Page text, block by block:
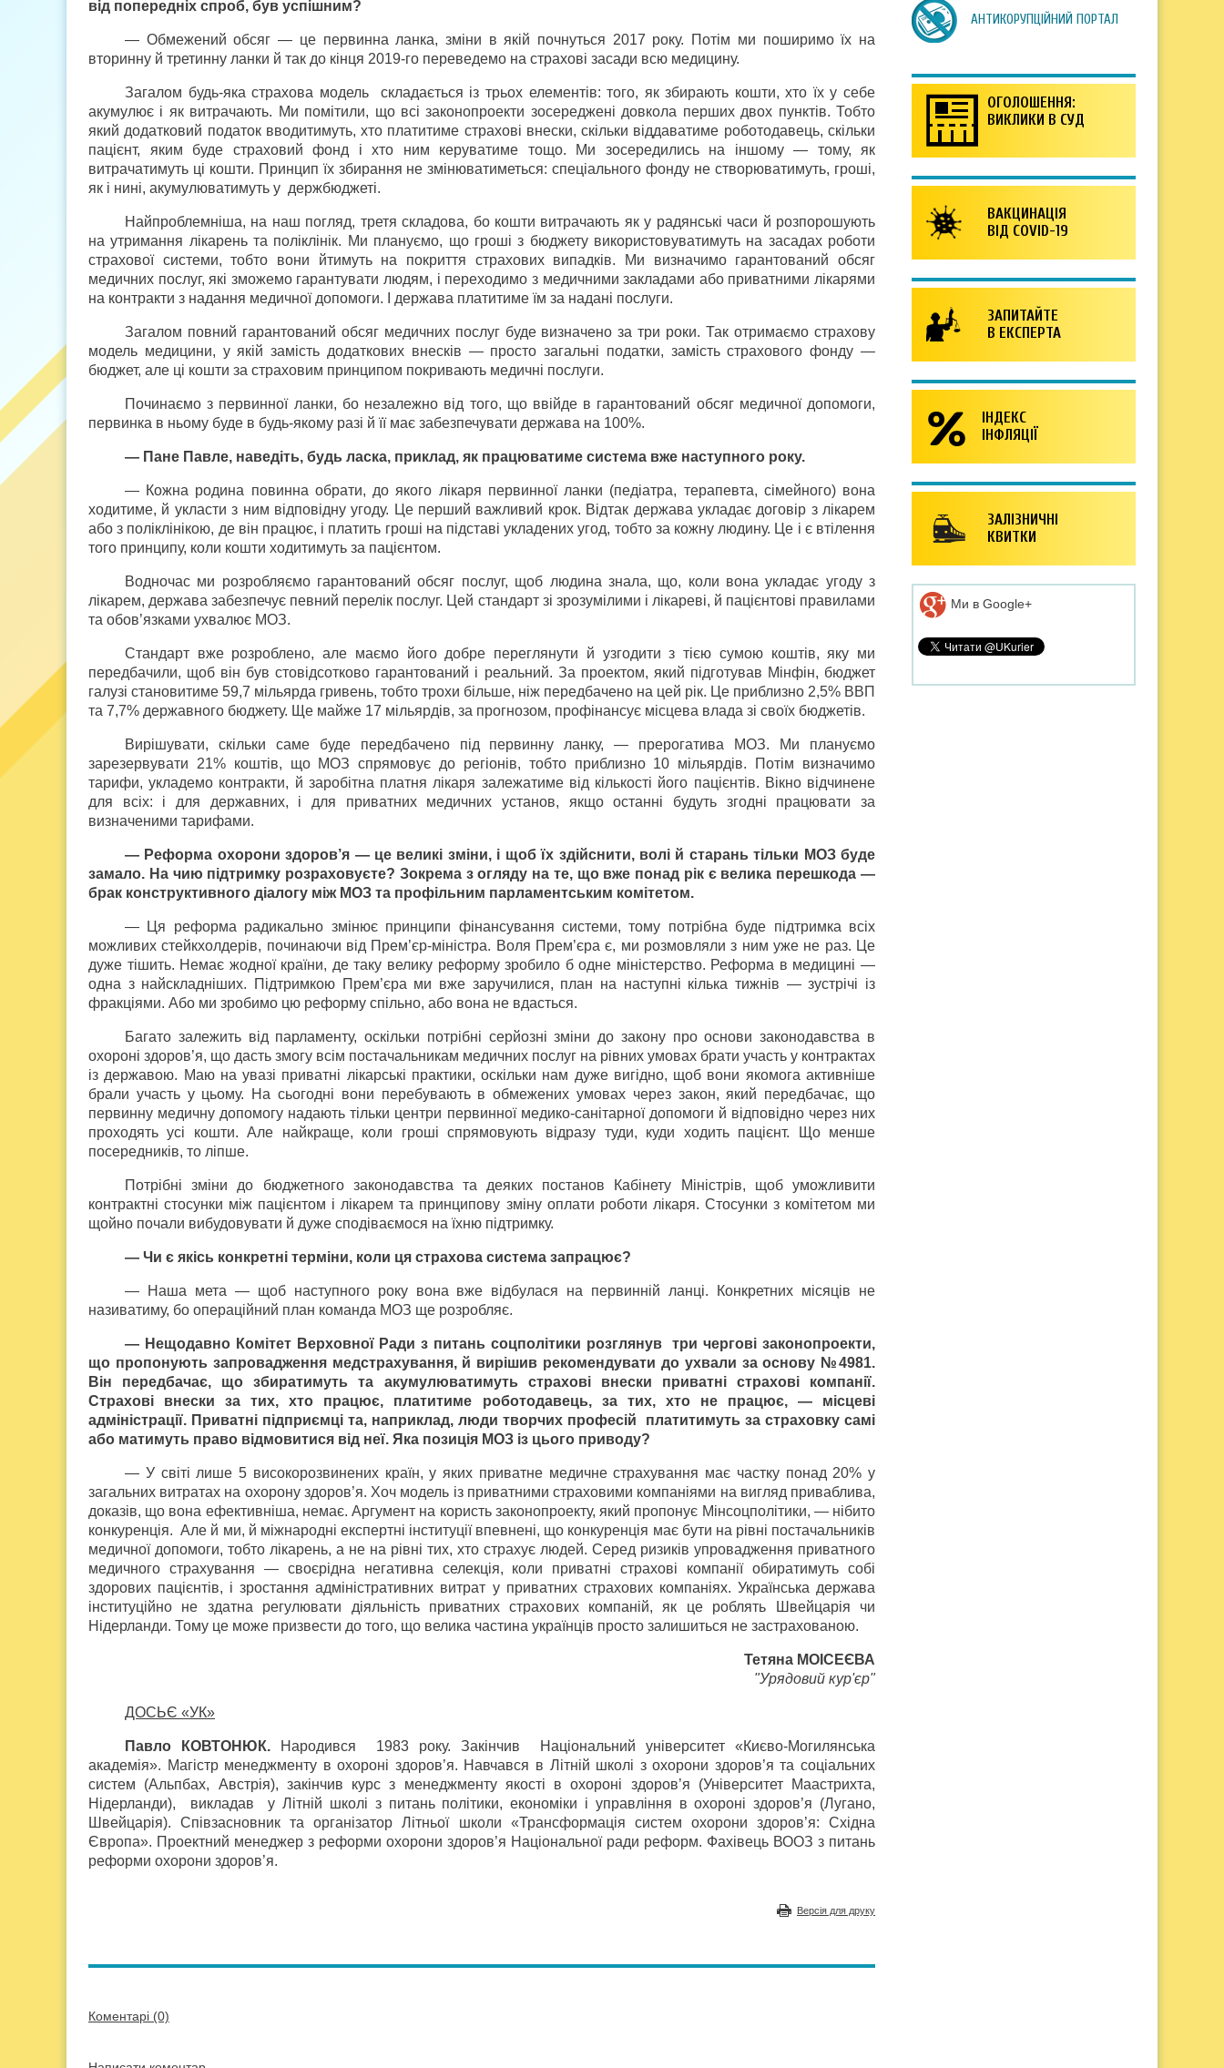
від попередніх спроб, був успішним?
— Обмежений обсяг — це первинна ланка, зміни в якій почнуться 2017 року. Потім ми поширимо їх на
вторинну й третинну ланки й так до кінця 2019-го переведемо на страхові засади всю медицину.
Загалом будь-яка страхова модель складається із трьох елементів: того, як збирають кошти, хто їх у себе
акумулює і як витрачають. Ми помітили, що всі законопроекти зосереджені довкола перших двох пунктів. Тобто
який додатковий податок вводитимуть, хто платитиме страхові внески, скільки віддаватиме роботодавець, скільки
пацієнт, яким буде страховий фонд і хто ним керуватиме тощо. Ми зосередились на іншому — тому, як
витрачатимуть ці кошти. Принцип їх збирання не змінюватиметься: спеціального фонду не створюватимуть, гроші,
як і нині, акумулюватимуть у держбюджеті.
Найпроблемніша, на наш погляд, третя складова, бо кошти витрачають як у радянські часи й розпорошують
на утримання лікарень та поліклінік. Ми плануємо, що гроші з бюджету використовуватимуть на засадах роботи
страхової системи, тобто вони йтимуть на покриття страхових випадків. Ми визначимо гарантований обсяг
медичних послуг, які зможемо гарантувати людям, і переходимо з медичними закладами або приватними лікарями
на контракти з надання медичної допомоги. І держава платитиме їм за надані послуги.
Загалом повний гарантований обсяг медичних послуг буде визначено за три роки. Так отримаємо страхову
модель медицини, у якій замість додаткових внесків — просто загальні податки, замість страхового фонду —
бюджет, але ці кошти за страховим принципом покривають медичні послуги.
Починаємо з первинної ланки, бо незалежно від того, що ввійде в гарантований обсяг медичної допомоги,
первинка в ньому буде в будь-якому разі й її має забезпечувати держава на 100%.
— Пане Павле, наведіть, будь ласка, приклад, як працюватиме система вже наступного року.
— Кожна родина повинна обрати, до якого лікаря первинної ланки (педіатра, терапевта, сімейного) вона
ходитиме, й укласти з ним відповідну угоду. Це перший важливий крок. Відтак держава укладає договір з лікарем
або з поліклінікою, де він працює, і платить гроші на підставі укладених угод, тобто за кожну людину. Це і є втілення
того принципу, коли кошти ходитимуть за пацієнтом.
Водночас ми розробляємо гарантований обсяг послуг, щоб людина знала, що, коли вона укладає угоду з
лікарем, держава забезпечує певний перелік послуг. Цей стандарт зі зрозумілими і лікареві, й пацієнтові правилами
та обов’язками ухвалює МОЗ.
Стандарт вже розроблено, але маємо його добре переглянути й узгодити з тією сумою коштів, яку ми
передбачили, щоб він був стовідсотково гарантований і реальний. За проектом, який підготував Мінфін, бюджет
галузі становитиме 59,7 мільярда гривень, тобто трохи більше, ніж передбачено на цей рік. Це приблизно 2,5% ВВП
та 7,7% державного бюджету. Ще майже 17 мільярдів, за прогнозом, профінансує місцева влада зі своїх бюджетів.
Вирішувати, скільки саме буде передбачено під первинну ланку, — прерогатива МОЗ. Ми плануємо
зарезервувати 21% коштів, що МОЗ спрямовує до регіонів, тобто приблизно 10 мільярдів. Потім визначимо
тарифи, укладемо контракти, й заробітна платня лікаря залежатиме від кількості його пацієнтів. Вікно відчинене
для всіх: і для державних, і для приватних медичних установ, якщо останні будуть згодні працювати за
визначеними тарифами.
— Реформа охорони здоров’я — це великі зміни, і щоб їх здійснити, волі й старань тільки МОЗ буде
замало. На чию підтримку розраховуєте? Зокрема з огляду на те, що вже понад рік є велика перешкода —
брак конструктивного діалогу між МОЗ та профільним парламентським комітетом.
— Ця реформа радикально змінює принципи фінансування системи, тому потрібна буде підтримка всіх
можливих стейкхолдерів, починаючи від Прем’єр-міністра. Воля Прем’єра є, ми розмовляли з ним уже не раз. Це
дуже тішить. Немає жодної країни, де таку велику реформу зробило б одне міністерство. Реформа в медицині —
одна з найскладніших. Підтримкою Прем’єра ми вже заручилися, план на наступні кілька тижнів — зустрічі із
фракціями. Або ми зробимо цю реформу спільно, або вона не вдасться.
Багато залежить від парламенту, оскільки потрібні серйозні зміни до закону про основи законодавства в
охороні здоров’я, що дасть змогу всім постачальникам медичних послуг на рівних умовах брати участь у контрактах
із державою. Маю на увазі приватні лікарські практики, оскільки нам дуже вигідно, щоб вони якомога активніше
брали участь у цьому. На сьогодні вони перебувають в обмежених умовах через закон, який передбачає, що
первинну медичну допомогу надають тільки центри первинної медико-санітарної допомоги й відповідно через них
проходять усі кошти. Але найкраще, коли гроші спрямовують відразу туди, куди ходить пацієнт. Що менше
посередників, то ліпше.
Потрібні зміни до бюджетного законодавства та деяких постанов Кабінету Міністрів, щоб уможливити
контрактні стосунки між пацієнтом і лікарем та принципову зміну оплати роботи лікаря. Стосунки з комітетом ми
щойно почали вибудовувати й дуже сподіваємося на їхню підтримку.
— Чи є якісь конкретні терміни, коли ця страхова система запрацює?
— Наша мета — щоб наступного року вона вже відбулася на первинній ланці. Конкретних місяців не
називатиму, бо операційний план команда МОЗ ще розробляє.
— Нещодавно Комітет Верховної Ради з питань соцполітики розглянув три чергові законопроекти,
що пропонують запровадження медстрахування, й вирішив рекомендувати до ухвали за основу №4981.
Він передбачає, що збиратимуть та акумулюватимуть страхові внески приватні страхові компанії.
Страхові внески за тих, хто працює, платитиме роботодавець, за тих, хто не працює, — місцеві
адміністрації. Приватні підприємці та, наприклад, люди творчих професій платитимуть за страховку самі
або матимуть право відмовитися від неї. Яка позиція МОЗ із цього приводу?
— У світі лише 5 високорозвинених країн, у яких приватне медичне страхування має частку понад 20% у
загальних витратах на охорону здоров’я. Хоч модель із приватними страховими компаніями на вигляд приваблива,
доказів, що вона ефективніша, немає. Аргумент на користь законопроекту, який пропонує Мінсоцполітики, — нібито
конкуренція. Але й ми, й міжнародні експертні інституції впевнені, що конкуренція має бути на рівні постачальників
медичної допомоги, тобто лікарень, а не на рівні тих, хто страхує людей. Серед ризиків упровадження приватного
медичного страхування — своєрідна негативна селекція, коли приватні страхові компанії обиратимуть собі
здорових пацієнтів, і зростання адміністративних витрат у приватних страхових компаніях. Українська держава
інституційно не здатна регулювати діяльність приватних страхових компаній, як це роблять Швейцарія чи
Нідерланди. Тому це може призвести до того, що велика частина українців просто залишиться не застрахованою.
Тетяна МОІСЕЄВА
"Урядовий кур'єр"
ДОСЬЄ «УК»
Павло КОВТОНЮК. Народився 1983 року. Закінчив Національний університет «Києво-Могилянська
академія». Магістр менеджменту в охороні здоров’я. Навчався в Літній школі з охорони здоров’я та соціальних
систем (Альпбах, Австрія), закінчив курс з менеджменту якості в охороні здоров’я (Університет Маастрихта,
Нідерланди), викладав у Літній школі з питань політики, економіки і управління в охороні здоров’я (Лугано,
Швейцарія). Співзасновник та організатор Літньої школи «Трансформація систем охорони здоров’я: Східна
Європа». Проектний менеджер з реформи охорони здоров’я Національної ради реформ. Фахівець ВООЗ з питань
реформи охорони здоров’я.
Версія для друку
Коментарі (0)
АНТИКОРУПЦІЙНИЙ ПОРТАЛ
ОГОЛОШЕННЯ:
ВИКЛИКИ В СУД
ВАКЦИНАЦІЯ
ВІД COVID-19
ЗАПИТАЙТЕ
В ЕКСПЕРТА
ІНДЕКС
ІНФЛЯЦІЇ
ЗАЛІЗНИЧНІ
КВИТКИ
Ми в Google+